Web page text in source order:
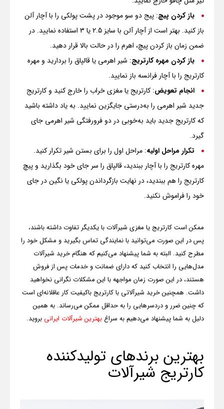
باز کردن پیچ: پیج دو سو موجود در پشت پولکی را با آچار آلن
باز کنید. بهتر است از آچار آلن با سایز 2.5 یا 3 استفاده نمایید. در
ضمن زمان باز کردن پیچ، اهرم را در حالت بالا قرار دهید.
باز کردن مهره کارتریج: شیر اهرمی یا قالپاق را بردارید و مهره
کارتریج را با آچار فرانسه باز نمایید.
انجام تعویض: کارتریج یا مغزی خراب را خارج کنید و کارتریج
جدید شیر اهرمی را به‌درستی جایگزین نمایید. به یاد داشته باشید
که کارتریج جدید باید به‌خوبی در دو فرورفتگی شیر اهرمی جای
گیرد.
تکرار مراحل اولیه: مراحل اول را برای بستن شیر تکرار کنید.
مهره کارتریج را با آچار ببندید، قالپاق را سر جای خود بگذارید و پیچ
کارتریج را هم ببندید، در نهایت بازگرداندن پولکی یا نگین در جای
خود را فراموش نکنید.
ممکن است کارتریج یا مغزی شیرآلات با یکدیگر تفاوت داشته باشند،
پس در این صورت می‌توانید با نمایندگی تماس بگیرید و مشکل خود را
مطرح کنید. البته به شما پیشنهاد می‌کنیم که هنگام خرید شیرآلات
مدل‌هایی را انتخاب کنید که دارای ضمانت و خدمات پس از فروش
هستند، در این صورت زمان مواجهه با این مشکلات نگرانی نخواهید
داشت. همچنین خرید شیرآلاتی با کارتریج باکیفیت کار عاقلانه‌ای است
که چنین ضرر و دردسرهایی را به حداقل ممکن می‌رساند. به همین
دلیل به شما پیشنهاد می‌دهیم به سراغ بهترین شیرآلات ایرانی بروید.
بهترین برندهای تولیدکننده
کارتریج شیرآلات